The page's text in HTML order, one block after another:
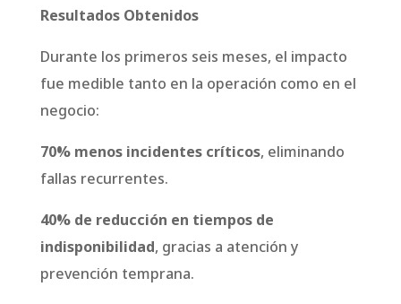
Resultados Obtenidos
Durante los primeros seis meses, el impacto
fue medible tanto en la operación como en el
negocio:
70% menos incidentes críticos, eliminando
fallas recurrentes.
40% de reducción en tiempos de
indisponibilidad, gracias a atención y
prevención temprana.